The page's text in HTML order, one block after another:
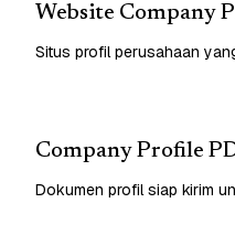
Website Company
Situs profil perusahaan
Company Profile
Dokumen profil siap kirim